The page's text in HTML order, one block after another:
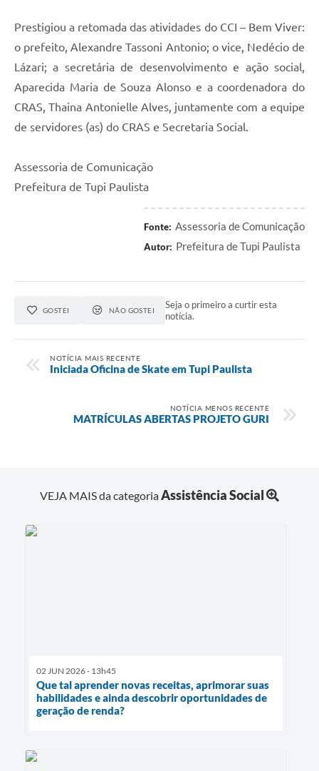
Prestigiou a retomada das atividades do CCI – Bem Viver:
o prefeito, Alexandre Tassoni Antonio; o vice, Nedécio de
Lázari; a secretária de desenvolvimento e ação social,
Aparecida Maria de Souza Alonso e a coordenadora do
CRAS, Thaina Antonielle Alves, juntamente com a equipe
de servidores (as) do CRAS e Secretaria Social.
Assessoria de Comunicação
Prefeitura de Tupi Paulista
Fonte: Assessoria de Comunicação
Autor: Prefeitura de Tupi Paulista
GOSTEI NÃO GOSTEI
Seja o primeiro a curtir esta
notícia.
NOTÍCIA MAIS RECENTE
Iniciada Oficina de Skate em Tupi Paulista
NOTÍCIA MENOS RECENTE
MATRÍCULAS ABERTAS PROJETO GURI
VEJA MAIS da categoriaAssistência Social
02 JUN 2026 - 13h45
Que tal aprender novas receitas, aprimorar suas
habilidades e ainda descobrir oportunidades de
geração de renda?